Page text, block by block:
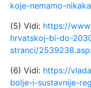
koje-nemamo-
(5) Vidi: https://
hrvatskoj-bi-do-
stranci/
(6) Vidi: https://
bolje-i-sustavnije-